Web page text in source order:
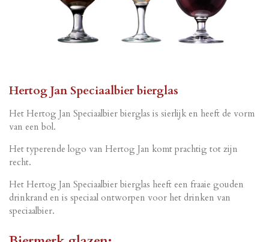
Hertog Jan Speciaalbier bierglas
Het Hertog Jan Speciaalbier bierglas is sierlijk en heeft de vorm
van een bol.
Het typerende logo van Hertog Jan komt prachtig tot zijn
recht.
Het Hertog Jan Speciaalbier bierglas heeft een fraaie gouden
drinkrand en is speciaal ontworpen voor het drinken van
speciaalbier.